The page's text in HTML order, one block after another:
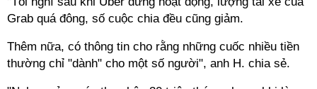
Grab quá đông, số cuộc chia đều cũng giảm.
Thêm nữa, có thông tin cho rằng những cuốc nhiều tiền
thường chỉ "dành" cho một số người", anh H. chia sẻ.